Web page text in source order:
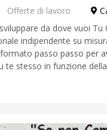
Offerte di lavoro
da dove vuoi Tu
indipendente su
passo passo per
te stesso in funzione